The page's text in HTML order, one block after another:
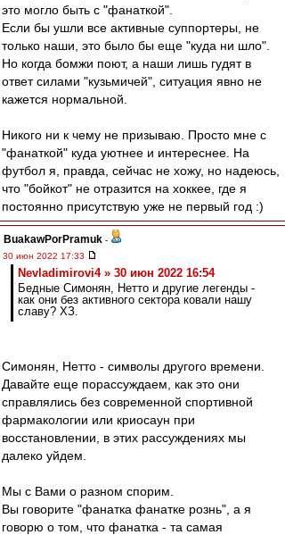
это могло быть с "фанаткой".
Если бы ушли все активные суппортеры, не
только наши, это было бы еще "куда ни шло".
Но когда бомжи поют, а наши лишь гудят в
ответ силами "кузьмичей", ситуация явно не
кажется нормальной.
Никого ни к чему не призываю. Просто мне с
"фанаткой" куда уютнее и интереснее. На
футбол я, правда, сейчас не хожу, но надеюсь,
что "бойкот" не отразится на хоккее, где я
постоянно присутствую уже не первый год :)
BuakawPorPramuk -
30 июн 2022 17:33
Nevladimirovi4 » 30 июн 2022 16:54
Бедные Симонян, Нетто и другие легенды -
как они без активного сектора ковали нашу
славу? ХЗ.
Симонян, Нетто - символы другого времени.
Давайте еще порассуждаем, как это они
справлялись без современной спортивной
фармакологии или криосаун при
восстановлении, в этих рассуждениях мы
далеко уйдем.
Мы с Вами о разном спорим.
Вы говорите "фанатка фанатке рознь", а я
говорю о том, что фанатка - та самая